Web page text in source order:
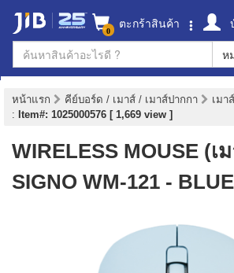
0 ตะกร้าสินค้า
ห
หน้าแรก คีย์บอร์ด / เมาส์ / เมาส์ปากกา เมา
: Item#: 1025000576 [ 1,669 view ]
WIRELESS MOUSE (เ
SIGNO WM-121 - BLUE